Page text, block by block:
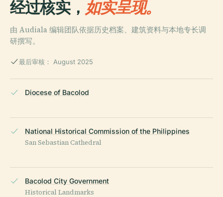
经过核实， 如实呈现。
由 Audiala 编辑团队依据历史档案、建筑资料与本地专长调
研撰写。
最后审核： August 2025
Diocese of Bacolod
National Historical Commission of the Philippines
San Sebastian Cathedral
Bacolod City Government
Historical Landmarks